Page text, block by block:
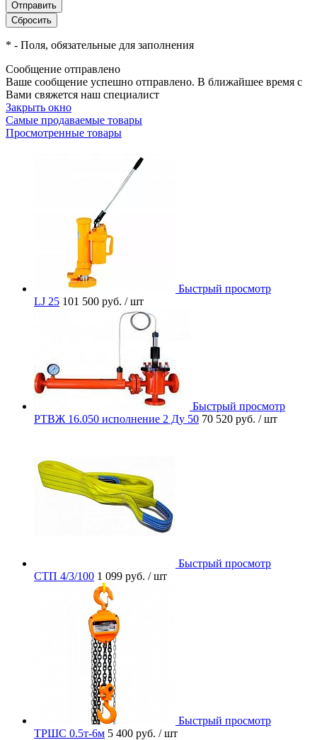
* - Поля, обязательные для заполнения
Сообщение отправлено
Ваше сообщение успешно отправлено. В ближайшее время с
Вами свяжется наш специалист
Закрыть окно
Самые продаваемые товары
Просмотренные товары
Быстрый просмотр
LJ 25 101 500 руб. / шт
Быстрый просмотр
РТВЖ 16.050 исполнение 2 Ду 50 70 520 руб. / шт
Быстрый просмотр
СТП 4/3/100 1 099 руб. / шт
Быстрый просмотр
ТРШС 0.5т-6м 5 400 руб. / шт